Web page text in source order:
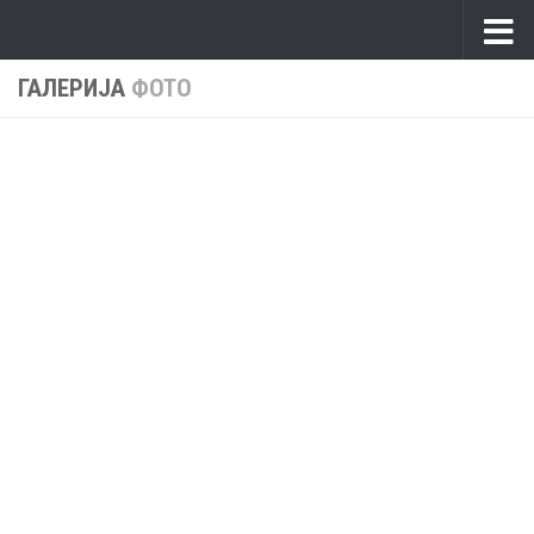
ГАЛЕРИЈА ФОТО